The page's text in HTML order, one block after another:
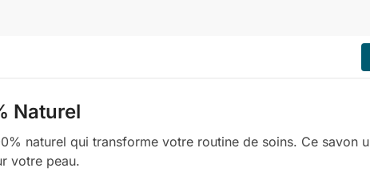
Naturel
naturel qui transforme votre routine de soins. Ce savon
votre peau.